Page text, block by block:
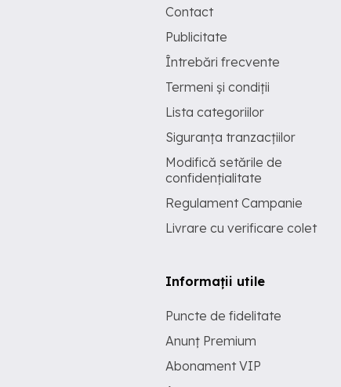
Contact
Publicitate
Întrebări frecvente
Termeni și condiții
Lista categoriilor
Siguranța tranzacțiilor
Modifică setările de
confidențialitate
Regulament Campanie
Livrare cu verificare colet
Informații utile
Puncte de fidelitate
Anunț Premium
Abonament VIP